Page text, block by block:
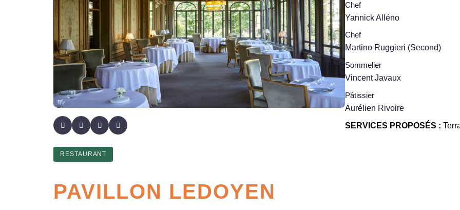
RESTAURANT
PAVILLON LEDOYEN
Chef
Yannick Alléno
Chef
Martino Ruggieri (Second)
Sommelier
Vincent Javaux
Pâtissier
Aurélien Rivoire
SERVICES PROPOSÉS :